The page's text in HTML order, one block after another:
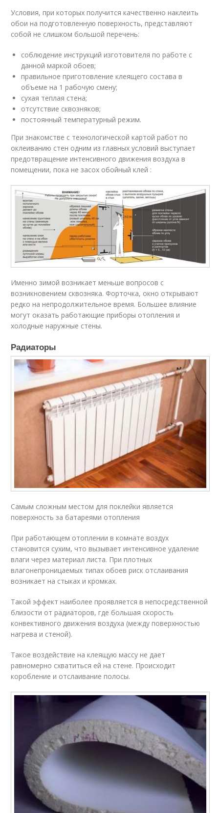
Условия, при которых получится качественно наклеить
обои на подготовленную поверхность, представляют
собой не слишком большой перечень:
соблюдение инструкций изготовителя по работе с
данной маркой обоев;
правильное приготовление клеящего состава в
объеме на 1 рабочую смену;
сухая теплая стена;
отсутствие сквозняков;
постоянный температурный режим.
При знакомстве с технологической картой работ по
оклеиванию стен одним из главных условий выступает
предотвращение интенсивного движения воздуха в
помещении, пока не засох обойный клей :
Именно зимой возникает меньше вопросов с
возникновением сквозняка. Форточка, окно открывают
редко на непродолжительное время. Большее влияние
могут оказать работающие приборы отопления и
холодные наружные стены.
Радиаторы
Самым сложным местом для поклейки является
поверхность за батареями отопления
При работающем отоплении в комнате воздух
становится сухим, что вызывает интенсивное удаление
влаги через материал листа. При плотных
влагонепроницаемых типах обоев риск отслаивания
возникает на стыках и кромках.
Такой эффект наиболее проявляется в непосредственной
близости от радиаторов, где большая скорость
конвективного движения воздуха (между поверхностью
нагрева и стеной).
Такое воздействие на клеящую массу не дает
равномерно схватиться ей на стене. Происходит
коробление и отслаивание полосы.